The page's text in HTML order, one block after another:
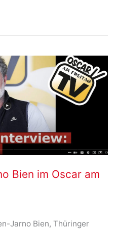
Bien im Oscar am
Jarno Bien, Thüringer